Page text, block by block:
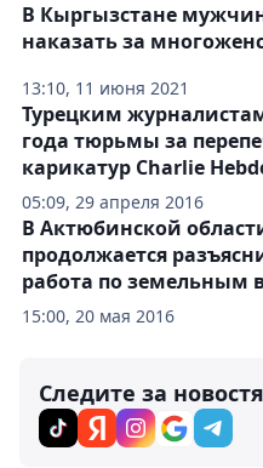
13:10, 11 июня 2021
В Кыргызстане
наказать за
05:09, 29 апреля 2016
Турецким
года тюрьмы за
карикатур Charlie
15:00, 20 мая 2016
В Актюбинской
продолжается
работа по земельным
Следите за